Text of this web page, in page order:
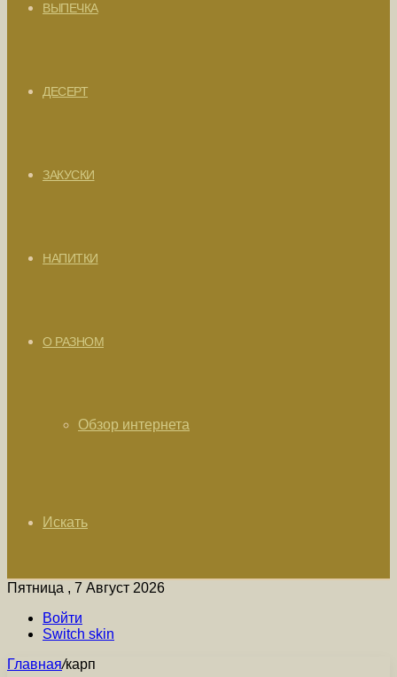
ВЫПЕЧКА
ДЕСЕРТ
ЗАКУСКИ
НАПИТКИ
О РАЗНОМ
Обзор интернета
Искать
Пятница , 7 Август 2026
Войти
Switch skin
Главная/карп